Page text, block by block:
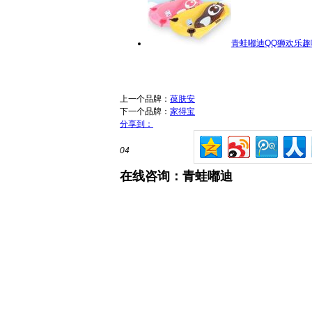
青蛙嘟迪QQ狮欢乐
上一个品牌： 葆肤安
下一个品牌： 家得宝
分享到：
04
在线咨询：青蛙嘟迪